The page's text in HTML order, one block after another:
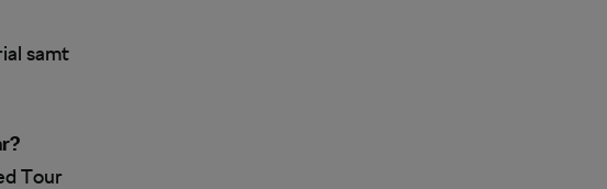
samt
Tour